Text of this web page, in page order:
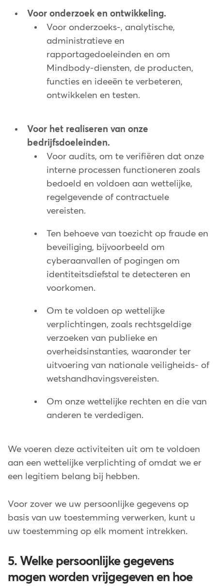
Voor onderzoek en ontwikkeling.
Voor onderzoeks-, analytische,
administratieve en
rapportagedoeleinden en om
Mindbody-diensten, de producten,
functies en ideeën te verbeteren,
ontwikkelen en testen.
Voor het realiseren van onze
bedrijfsdoeleinden.
Voor audits, om te verifiëren dat onze
interne processen functioneren zoals
bedoeld en voldoen aan wettelijke,
regelgevende of contractuele
vereisten.
Ten behoeve van toezicht op fraude en
beveiliging, bijvoorbeeld om
cyberaanvallen of pogingen om
identiteitsdiefstal te detecteren en
voorkomen.
Om te voldoen op wettelijke
verplichtingen, zoals rechtsgeldige
verzoeken van publieke en
overheidsinstanties, waaronder ter
uitvoering van nationale veiligheids- of
wetshandhavingsvereisten.
Om onze wettelijke rechten en die van
anderen te verdedigen.
We voeren deze activiteiten uit om te voldoen
aan een wettelijke verplichting of omdat we er
een legitiem belang bij hebben.
Voor zover we uw persoonlijke gegevens op
basis van uw toestemming verwerken, kunt u
uw toestemming op elk moment intrekken.
5. Welke persoonlijke gegevens
mogen worden vrijgegeven en hoe